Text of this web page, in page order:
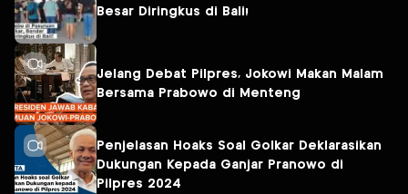
Besar Diringkus di Bali!
Jelang Debat Pilpres, Jokowi Makan Malam
Bersama Prabowo di Menteng
Penjelasan Hoaks Soal Golkar Deklarasikan
Dukungan Kepada Ganjar Pranowo di
Pilpres 2024